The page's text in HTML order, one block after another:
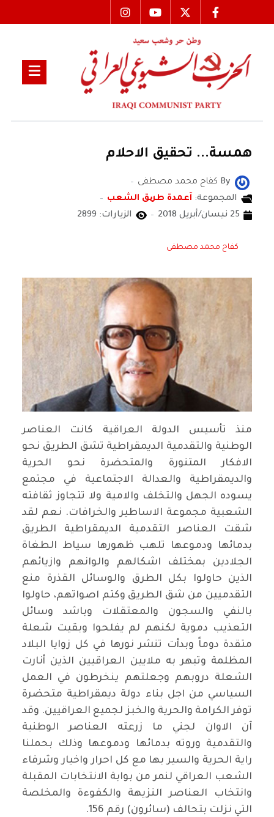
همسة... تحقيق الاحلام
By كفاح محمد مصطفى
المجموعة: آعمدة طریق الشعب
25 نيسان/أبريل 2018
الزيارات: 2899
كفاح محمد مصطفى
منذ تأسيس الدولة العراقية كانت العناصر
الوطنية والتقدمية الديمقراطية تشق الطريق نحو
الافكار المتنورة والمتحضرة نحو الحرية
والديمقراطية والعدالة الاجتماعية في مجتمع
يسوده الجهل والتخلف والامية ولا تتجاوز ثقافته
الشعبية مجموعة الاساطير والخرافات. نعم لقد
شقت العناصر التقدمية الديمقراطية الطريق
بدمائها ودموعها تلهب ظهورها سياط الطغاة
الجلادين بمختلف اشكالهم والوانهم وازيائهم
الذين حاولوا بكل الطرق والوسائل القذرة منع
التقدميين من شق الطريق وكتم اصواتهم، حاولوا
بالنفي والسجون والمعتقلات وباشد وسائل
التعذيب دموية لكنهم لم يفلحوا وبقيت شعلة
متقدة دوماً وبدأت تنشر نورها في كل زوايا البلاد
المظلمة وتبهر به ملايين العراقيين الذين أنارت
الشعلة دروبهم وجعلتهم ينخرطون في العمل
السياسي من اجل بناء دولة ديمقراطية متحضرة
توفر الكرامة والحرية والخبز لجميع العراقيين. وقد
آن الاوان لجني ما زرعته العناصر الوطنية
والتقدمية وروته بدمائها ودموعها وذلك بحملنا
راية الحرية والسير بها مع كل احرار واخيار وشرفاء
الشعب العراقي لنمر من بوابة الانتخابات المقبلة
وانتخاب العناصر النزيهة والكفوءة والمخلصة
التي نزلت بتحالف (سائرون) رقم 156.